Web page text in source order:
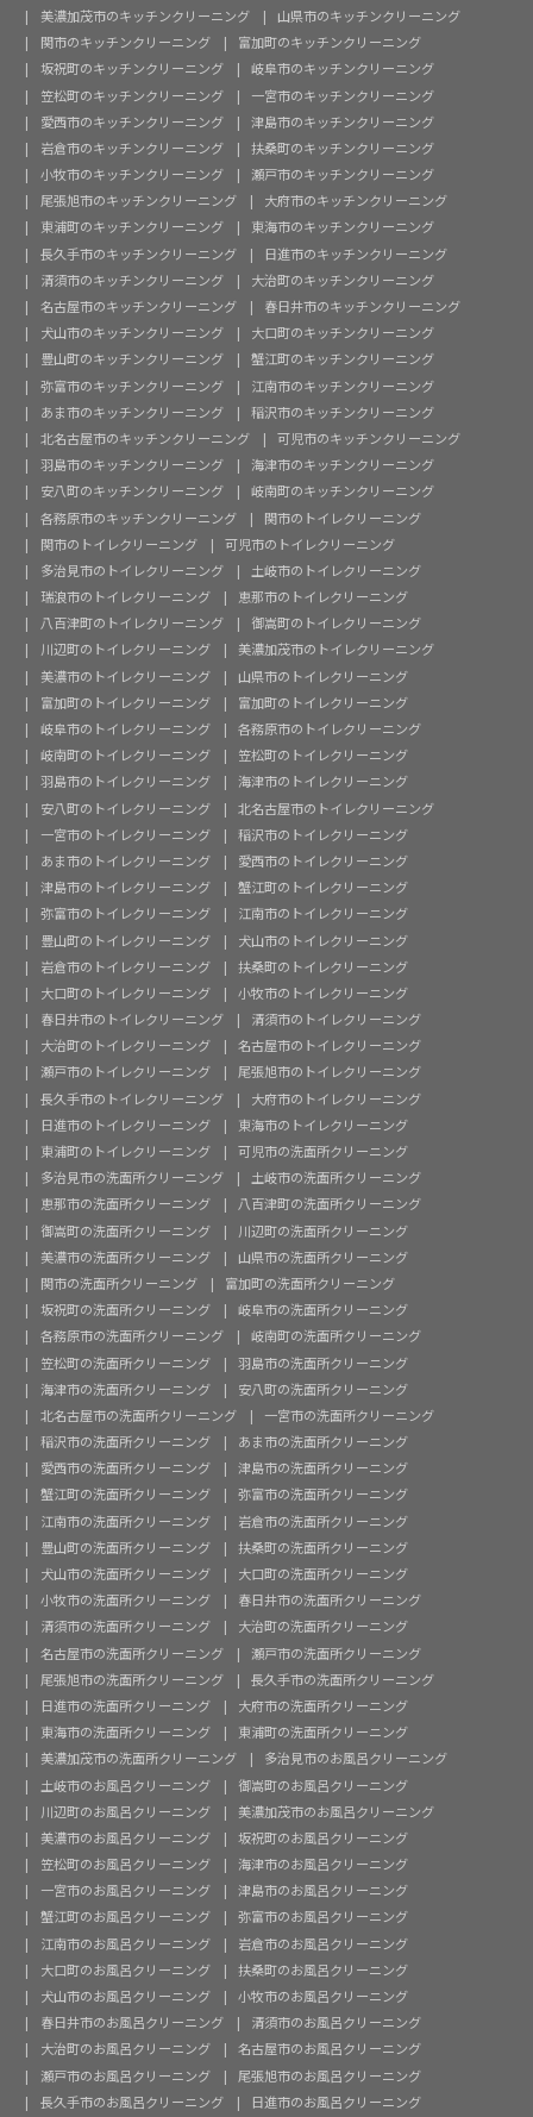
美濃加茂市のキッチンクリーニング
山県市のキッチンクリーニング
関市のキッチンクリーニング
富加町のキッチンクリーニング
坂祝町のキッチンクリーニング
岐阜市のキッチンクリーニング
笠松町のキッチンクリーニング
一宮市のキッチンクリーニング
愛西市のキッチンクリーニング
津島市のキッチンクリーニング
岩倉市のキッチンクリーニング
扶桑町のキッチンクリーニング
小牧市のキッチンクリーニング
瀬戸市のキッチンクリーニング
尾張旭市のキッチンクリーニング
大府市のキッチンクリーニング
東浦町のキッチンクリーニング
東海市のキッチンクリーニング
長久手市のキッチンクリーニング
日進市のキッチンクリーニング
清須市のキッチンクリーニング
大治町のキッチンクリーニング
名古屋市のキッチンクリーニング
春日井市のキッチンクリーニング
犬山市のキッチンクリーニング
大口町のキッチンクリーニング
豊山町のキッチンクリーニング
蟹江町のキッチンクリーニング
弥富市のキッチンクリーニング
江南市のキッチンクリーニング
あま市のキッチンクリーニング
稲沢市のキッチンクリーニング
北名古屋市のキッチンクリーニング
可児市のキッチンクリーニング
羽島市のキッチンクリーニング
海津市のキッチンクリーニング
安八町のキッチンクリーニング
岐南町のキッチンクリーニング
各務原市のキッチンクリーニング
関市のトイレクリーニング
関市のトイレクリーニング
可児市のトイレクリーニング
多治見市のトイレクリーニング
土岐市のトイレクリーニング
瑞浪市のトイレクリーニング
恵那市のトイレクリーニング
八百津町のトイレクリーニング
御嵩町のトイレクリーニング
川辺町のトイレクリーニング
美濃加茂市のトイレクリーニング
美濃市のトイレクリーニング
山県市のトイレクリーニング
富加町のトイレクリーニング
富加町のトイレクリーニング
岐阜市のトイレクリーニング
各務原市のトイレクリーニング
岐南町のトイレクリーニング
笠松町のトイレクリーニング
羽島市のトイレクリーニング
海津市のトイレクリーニング
安八町のトイレクリーニング
北名古屋市のトイレクリーニング
一宮市のトイレクリーニング
稲沢市のトイレクリーニング
あま市のトイレクリーニング
愛西市のトイレクリーニング
津島市のトイレクリーニング
蟹江町のトイレクリーニング
弥富市のトイレクリーニング
江南市のトイレクリーニング
豊山町のトイレクリーニング
犬山市のトイレクリーニング
岩倉市のトイレクリーニング
扶桑町のトイレクリーニング
大口町のトイレクリーニング
小牧市のトイレクリーニング
春日井市のトイレクリーニング
清須市のトイレクリーニング
大治町のトイレクリーニング
名古屋市のトイレクリーニング
瀬戸市のトイレクリーニング
尾張旭市のトイレクリーニング
長久手市のトイレクリーニング
大府市のトイレクリーニング
日進市のトイレクリーニング
東海市のトイレクリーニング
東浦町のトイレクリーニング
可児市の洗面所クリーニング
多治見市の洗面所クリーニング
土岐市の洗面所クリーニング
恵那市の洗面所クリーニング
八百津町の洗面所クリーニング
御嵩町の洗面所クリーニング
川辺町の洗面所クリーニング
美濃市の洗面所クリーニング
山県市の洗面所クリーニング
関市の洗面所クリーニング
富加町の洗面所クリーニング
坂祝町の洗面所クリーニング
岐阜市の洗面所クリーニング
各務原市の洗面所クリーニング
岐南町の洗面所クリーニング
笠松町の洗面所クリーニング
羽島市の洗面所クリーニング
海津市の洗面所クリーニング
安八町の洗面所クリーニング
北名古屋市の洗面所クリーニング
一宮市の洗面所クリーニング
稲沢市の洗面所クリーニング
あま市の洗面所クリーニング
愛西市の洗面所クリーニング
津島市の洗面所クリーニング
蟹江町の洗面所クリーニング
弥富市の洗面所クリーニング
江南市の洗面所クリーニング
岩倉市の洗面所クリーニング
豊山町の洗面所クリーニング
扶桑町の洗面所クリーニング
犬山市の洗面所クリーニング
大口町の洗面所クリーニング
小牧市の洗面所クリーニング
春日井市の洗面所クリーニング
清須市の洗面所クリーニング
大治町の洗面所クリーニング
名古屋市の洗面所クリーニング
瀬戸市の洗面所クリーニング
尾張旭市の洗面所クリーニング
長久手市の洗面所クリーニング
日進市の洗面所クリーニング
大府市の洗面所クリーニング
東海市の洗面所クリーニング
東浦町の洗面所クリーニング
美濃加茂市の洗面所クリーニング
多治見市のお風呂クリーニング
土岐市のお風呂クリーニング
御嵩町のお風呂クリーニング
川辺町のお風呂クリーニング
美濃加茂市のお風呂クリーニング
美濃市のお風呂クリーニング
坂祝町のお風呂クリーニング
笠松町のお風呂クリーニング
海津市のお風呂クリーニング
一宮市のお風呂クリーニング
津島市のお風呂クリーニング
蟹江町のお風呂クリーニング
弥富市のお風呂クリーニング
江南市のお風呂クリーニング
岩倉市のお風呂クリーニング
大口町のお風呂クリーニング
扶桑町のお風呂クリーニング
犬山市のお風呂クリーニング
小牧市のお風呂クリーニング
春日井市のお風呂クリーニング
清須市のお風呂クリーニング
大治町のお風呂クリーニング
名古屋市のお風呂クリーニング
瀬戸市のお風呂クリーニング
尾張旭市のお風呂クリーニング
長久手市のお風呂クリーニング
日進市のお風呂クリーニング